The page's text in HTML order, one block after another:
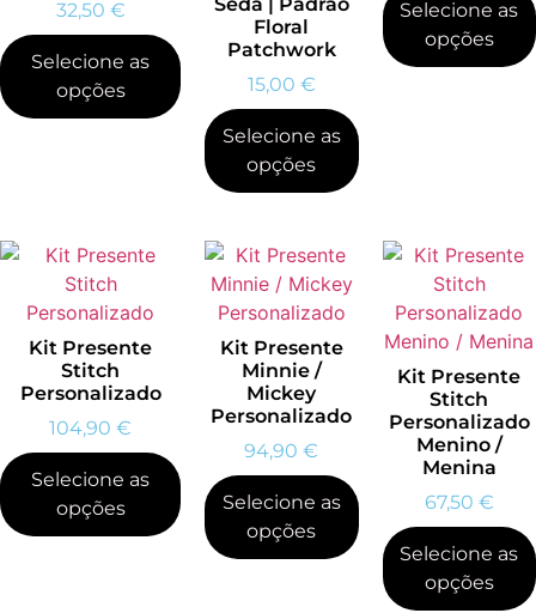
32,50 €
Selecione as
opções
Floral
Patchwork
15,00 €
Selecione as
opções
Selecione as
opções
Kit Presente
Stitch
Personalizado
104,90 €
Selecione as
opções
Kit Presente
Minnie /
Mickey
Personalizado
94,90€
Selecione as
opções
Kit Presente
Stitch
Personalizado
Menino /
Menina
67,50 €
Selecione as
opções